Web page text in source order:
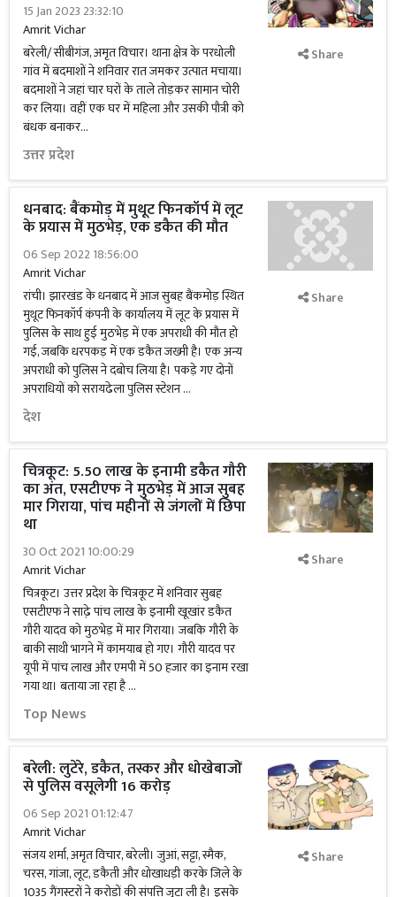
15 Jan 2023 23:32:10
Amrit Vichar
बरेली/ सीबीगंज, अमृत विचार। थाना क्षेत्र के परधोली
गांव में बदमाशों ने शनिवार रात जमकर उत्पात मचाया।
बदमाशों ने जहां चार घरों के ताले तोड़कर सामान चोरी
कर लिया। वहीं एक घर में महिला और उसकी पौत्री को
बंधक बनाकर...
उत्तर प्रदेश
Share
धनबाद: बैंकमोड़ में मुथूट फिनकॉर्प में लूट
के प्रयास में मुठभेड़, एक डकैत की मौत
06 Sep 2022 18:56:00
Amrit Vichar
रांची। झारखंड के धनबाद में आज सुबह बैंकमोड़ स्थित
मुथूट फिनकॉर्प कंपनी के कार्यालय में लूट के प्रयास में
पुलिस के साथ हुई मुठभेड़ में एक अपराधी की मौत हो
गई, जबकि धरपकड़ में एक डकैत जख्मी है। एक अन्य
अपराधी को पुलिस ने दबोच लिया है। पकड़े गए दोनों
अपराधियों को सरायढेला पुलिस स्टेशन …
देश
Share
चित्रकूट: 5.50 लाख के इनामी डकैत गौरी
का अंत, एसटीएफ ने मुठभेड़ में आज सुबह
मार गिराया, पांच महीनों से जंगलों में छिपा
था
30 Oct 2021 10:00:29
Amrit Vichar
चित्रकूट। उत्तर प्रदेश के चित्रकूट में शनिवार सुबह
एसटीएफ ने साढे़ पांच लाख के इनामी खूखांर डकैत
गौरी यादव को मुठभेड़ में मार गिराया। जबकि गौरी के
बाकी साथी भागने में कामयाब हो गए। गौरी यादव पर
यूपी में पांच लाख और एमपी में 50 हजार का इनाम रखा
गया था। बताया जा रहा है …
Top News
Share
बरेली: लुटेरे, डकैत, तस्कर और धोखेबाजों
से पुलिस वसूलेगी 16 करोड़
06 Sep 2021 01:12:47
Amrit Vichar
संजय शर्मा, अमृत विचार, बरेली। जुआं, सट्टा, स्मैक,
चरस, गांजा, लूट, डकैती और धोखाधड़ी करके जिले के
1035 गैंगस्टरों ने करोड़ों की संपत्ति जुटा ली है। इसके
Share